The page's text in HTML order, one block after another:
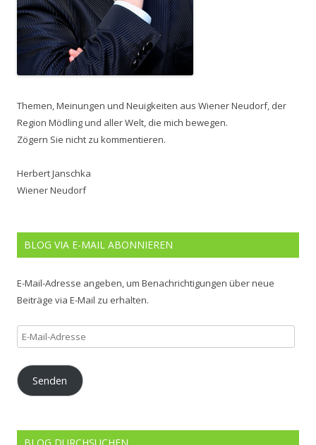
Themen, Meinungen und Neuigkeiten aus Wiener Neudorf, der
Region Mödling und aller Welt, die mich bewegen.
Zögern Sie nicht zu kommentieren.
Herbert Janschka
Wiener Neudorf
BLOG VIA E-MAIL ABONNIEREN
E-Mail-Adresse angeben, um Benachrichtigungen über neue
Beiträge via E-Mail zu erhalten.
E-
Mail-
Adresse
Senden